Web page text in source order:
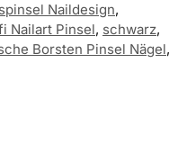
Naildesign,
Nailart Pinsel, schwarz,
Borsten Pinsel Nägel,